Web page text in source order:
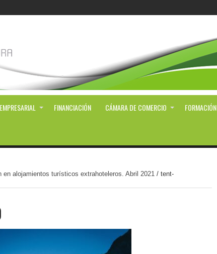
FINANCIACIÓN CÁMARA DE COMERCIO FORMACIÓN
en alojamientos turísticos extrahoteleros. Abril 2021/ tent-